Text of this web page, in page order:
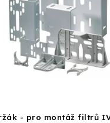
- pro montáž filtrů